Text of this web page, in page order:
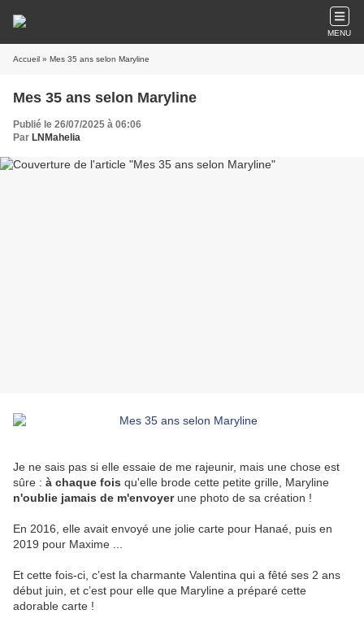
MENU
Accueil » Mes 35 ans selon Maryline
Mes 35 ans selon Maryline
Publié le 26/07/2025 à 06:06
Par LNMahelia
Je ne sais pas si elle essaie de me rajeunir, mais une chose est
sûre : à chaque fois qu'elle brode cette petite grille, Maryline
n'oublie jamais de m'envoyerune photo de sa création !
En 2016, elle avait envoyé une jolie carte pour Hanaé, puis en
2019 pour Maxime ...
Et cette fois-ci, c’est la charmante Valentina qui a fêté ses 2 ans
début juin, et c’est pour elle que Maryline a préparé cette
adorable carte !